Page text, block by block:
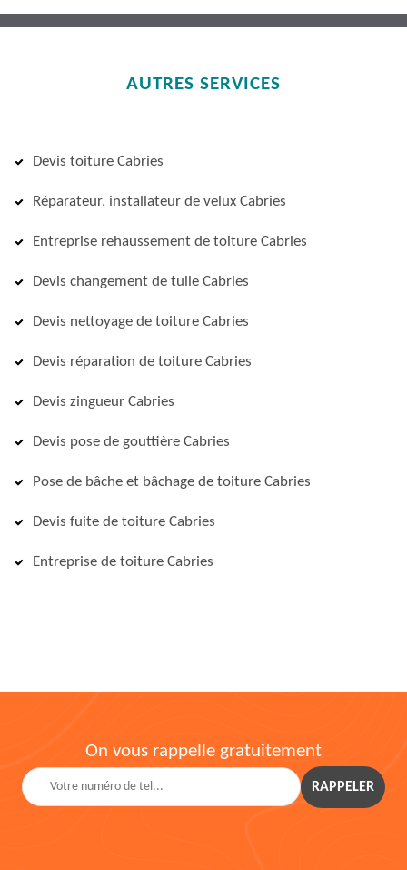
AUTRES SERVICES
Devis toiture Cabries
Réparateur, installateur de velux Cabries
Entreprise rehaussement de toiture Cabries
Devis changement de tuile Cabries
Devis nettoyage de toiture Cabries
Devis réparation de toiture Cabries
Devis zingueur Cabries
Devis pose de gouttière Cabries
Pose de bâche et bâchage de toiture Cabries
Devis fuite de toiture Cabries
Entreprise de toiture Cabries
On vous rappelle gratuitement